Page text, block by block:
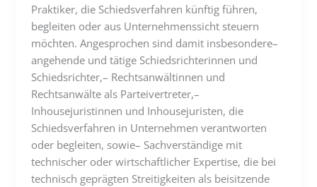
Praktiker, die Schiedsverfahren künftig führen,
begleiten oder aus Unternehmenssicht steuern
möchten. Angesprochen sind damit insbesondere–
angehende und tätige Schiedsrichterinnen und
Schiedsrichter,– Rechtsanwältinnen und
Rechtsanwälte als Parteivertreter,–
Inhousejuristinnen und Inhousejuristen, die
Schiedsverfahren in Unternehmen verantworten
oder begleiten, sowie– Sachverständige mit
technischer oder wirtschaftlicher Expertise, die bei
technisch geprägten Streitigkeiten als beisitzende